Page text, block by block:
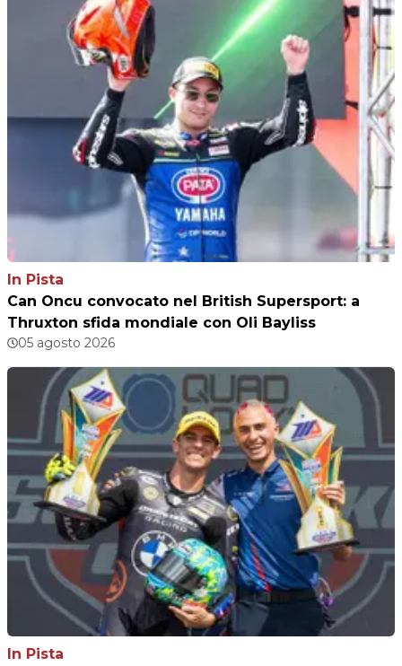
In Pista
Can Oncu convocato nel British Supersport: a
Thruxton sfida mondiale con Oli Bayliss
05 agosto 2026
In Pista